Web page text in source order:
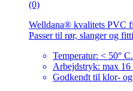
(0)
Welldana® kvalitets PVC
Passer til rør, slanger og
Temperatur: < 50° C.
Arbejdstryk: max 16
Godkendt til klor- og